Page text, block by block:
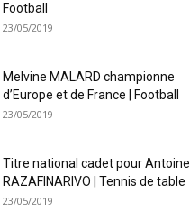
Football
23/05/2019
Melvine MALARD championne
d’Europe et de France | Football
23/05/2019
Titre national cadet pour Antoine
RAZAFINARIVO | Tennis de table
23/05/2019